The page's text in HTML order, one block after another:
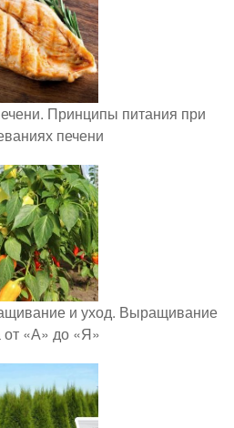
Принципы питания при
печени
и уход. Выращивание
от «А» до «Я»